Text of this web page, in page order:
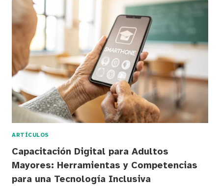
CURSOS
COMPUTACIÓN
HABILIDADES
DIGITALES
PARA
LA
TERCERA
EDAD
ARTÍCULOS
Capacitación Digital para Adultos
Mayores: Herramientas y Competencias
para una Tecnología Inclusiva